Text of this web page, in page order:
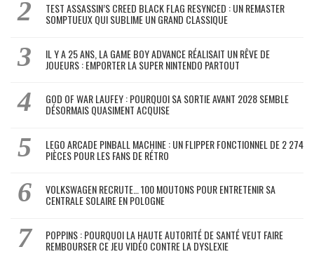
TEST ASSASSIN’S CREED BLACK FLAG RESYNCED : UN REMASTER
SOMPTUEUX QUI SUBLIME UN GRAND CLASSIQUE
IL Y A 25 ANS, LA GAME BOY ADVANCE RÉALISAIT UN RÊVE DE
JOUEURS : EMPORTER LA SUPER NINTENDO PARTOUT
GOD OF WAR LAUFEY : POURQUOI SA SORTIE AVANT 2028 SEMBLE
DÉSORMAIS QUASIMENT ACQUISE
LEGO ARCADE PINBALL MACHINE : UN FLIPPER FONCTIONNEL DE 2 274
PIÈCES POUR LES FANS DE RÉTRO
VOLKSWAGEN RECRUTE… 100 MOUTONS POUR ENTRETENIR SA
CENTRALE SOLAIRE EN POLOGNE
POPPINS : POURQUOI LA HAUTE AUTORITÉ DE SANTÉ VEUT FAIRE
REMBOURSER CE JEU VIDÉO CONTRE LA DYSLEXIE